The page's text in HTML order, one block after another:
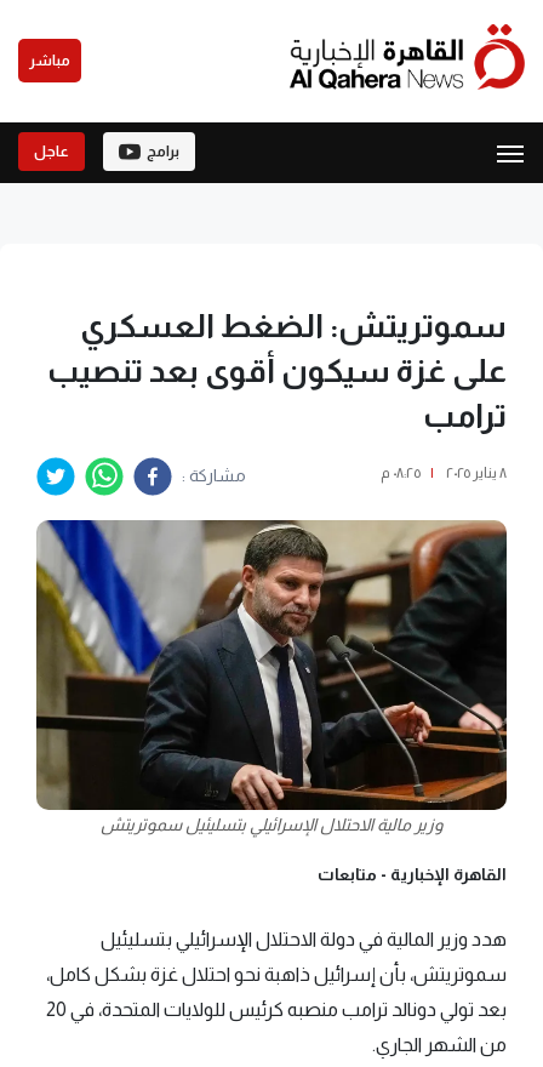
مباشر
برامج عاجل
سموتريتش: الضغط العسكري
على غزة سيكون أقوى بعد تنصيب
ترامب
٨ يناير ٢٠٢٥ | ٠٨:٢٥ م مشاركة :
وزير مالية الاحتلال الإسرائيلي بتسليئيل سموتريتش
القاهرة الإخبارية - متابعات
هدد وزير المالية في دولة الاحتلال الإسرائيلي بتسليئيل
سموتريتش، بأن إسرائيل ذاهبة نحو احتلال غزة بشكل كامل،
بعد تولي دونالد ترامب منصبه كرئيس للولايات المتحدة، في 20
من الشهر الجاري.